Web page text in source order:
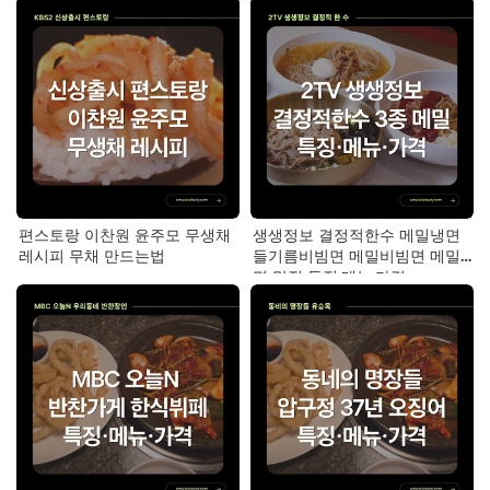
편스토랑 이찬원 윤주모 무생채
레시피 무채 만드는법
생생정보 결정적한수 메밀냉면
들기름비빔면 메밀비빔면 메밀
면 맛집 특징·메뉴·가격